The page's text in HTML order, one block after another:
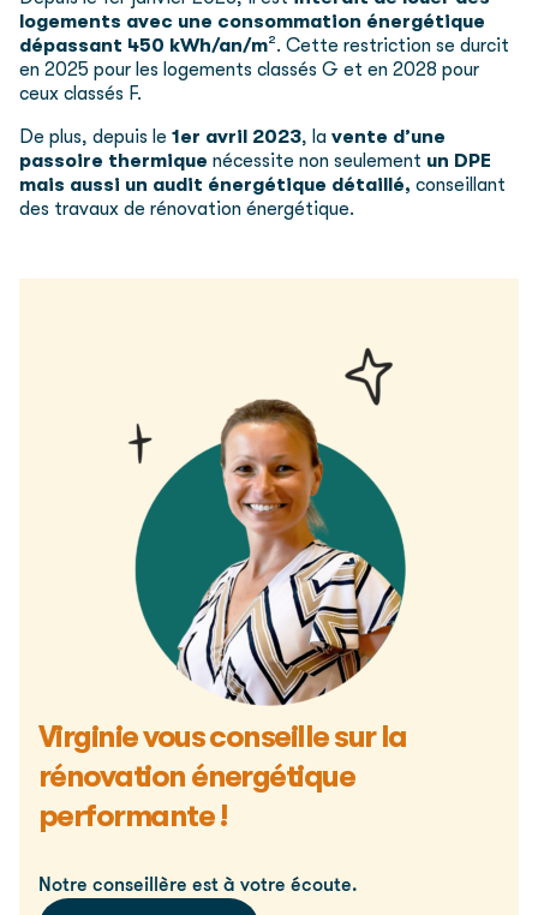
logements avec une consommation énergétique
dépassant 450 kWh/an/m². Cette restriction se durcit
en 2025 pour les logements classés G et en 2028 pour
ceux classés F.
De plus, depuis le 1er avril 2023, la vente d’une
passoire thermique nécessite non seulement un DPE
mais aussi un audit énergétique détaillé, conseillant
des travaux de rénovation énergétique.
Virginie vous conseille sur la
rénovation énergétique
performante !
Notre conseillère est à votre écoute.